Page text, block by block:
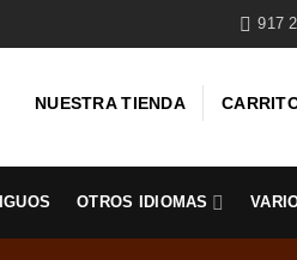
917
NUESTRA TIENDA
OTROS IDIOMAS